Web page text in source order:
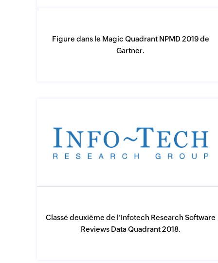
Figure dans le Magic Quadrant NPMD 2019 de
Gartner.
Classé deuxième de l’Infotech Research Software
Reviews Data Quadrant 2018.